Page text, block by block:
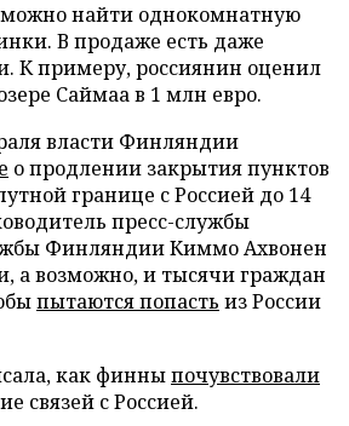
найти однокомнатную
В продаже есть даже
К примеру, россиянин оценил
Саймаа в 1 млн евро.
власти Финляндии
о продлении закрытия пунктов
границе с Россией до 14
пресс-службы
Финляндии Киммо Ахвонен
а возможно, и тысячи граждан
пытаются попасть из России
как финныпочувствовали
связей с Россией.